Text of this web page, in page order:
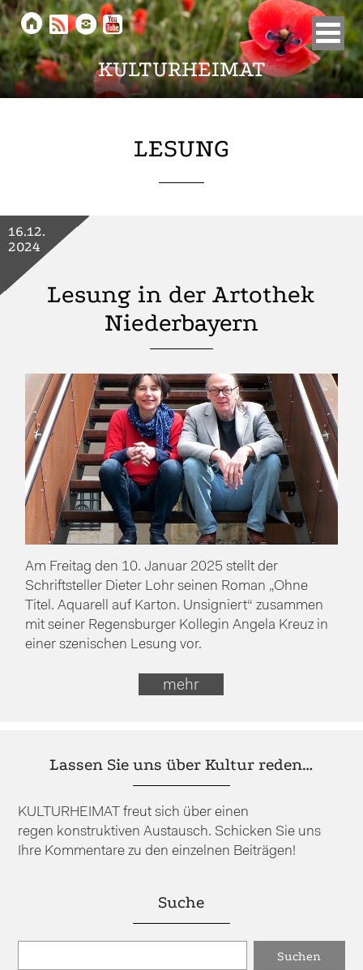
KULTURHEIMAT
    
LESUNG
Lesung in der Artothek
Niederbayern
16.12.
2024
Am Freitag den 10. Januar 2025 stellt der
Schriftsteller Dieter Lohr seinen Roman „Ohne
Titel. Aquarell auf Karton. Unsigniert“ zusammen
mit seiner Regensburger Kollegin Angela Kreuz in
einer szenischen Lesung vor.
mehr
Lassen Sie uns über Kultur reden…
KULTURHEIMAT freut sich über einen
regen konstruktiven Austausch. Schicken Sie uns
Ihre Kommentare zu den einzelnen Beiträgen!
Suche